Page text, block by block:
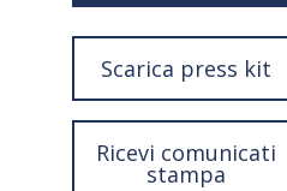
Scarica press kit
Ricevi comunicati
stampa